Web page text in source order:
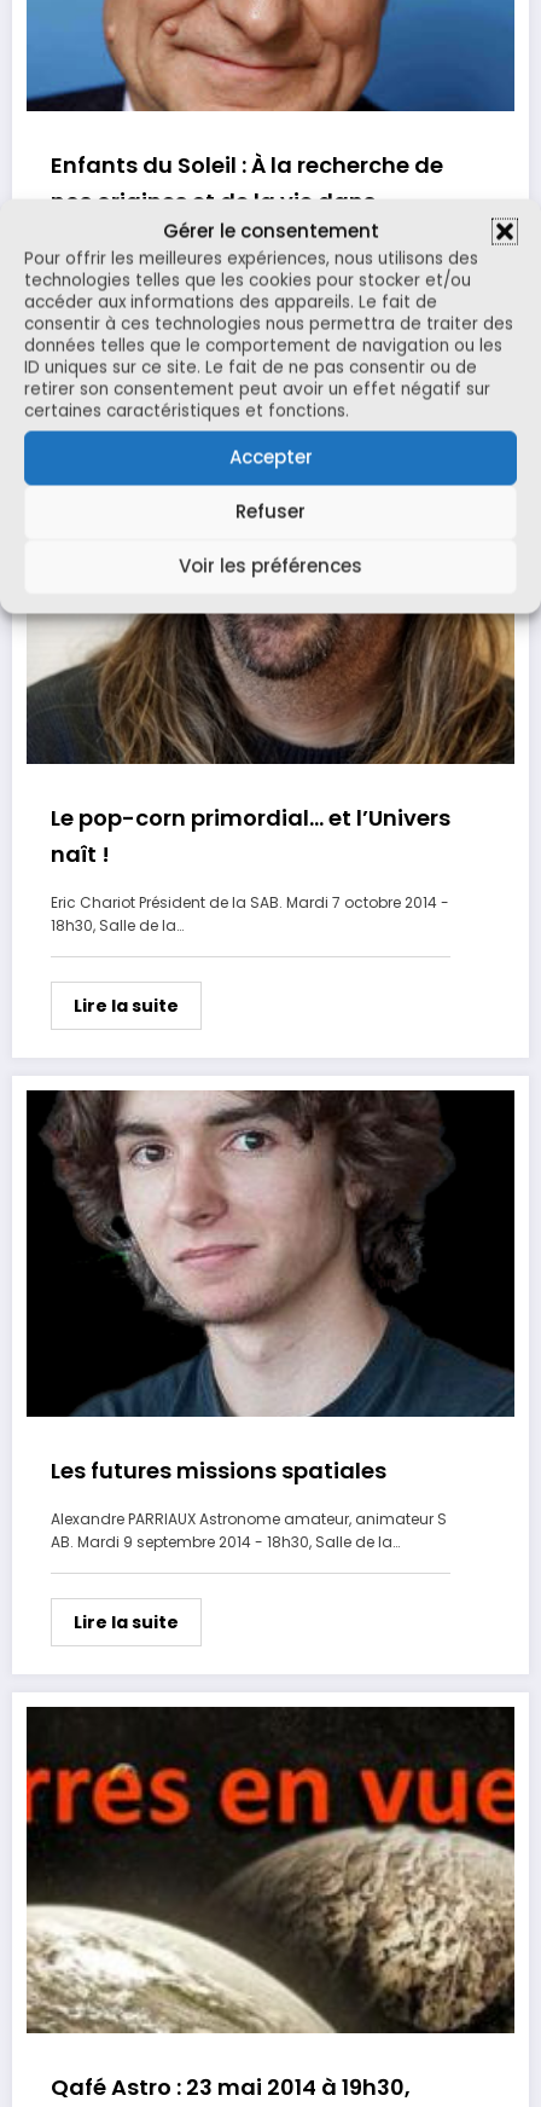
Gérer le consentement
Pour offrir les meilleures expériences, nous utilisons des
technologies telles que les cookies pour stocker et/ou
accéder aux informations des appareils. Le fait de
consentir à ces technologies nous permettra de traiter des
données telles que le comportement de navigation ou les
ID uniques sur ce site. Le fait de ne pas consentir ou de
retirer son consentement peut avoir un effet négatif sur
certaines caractéristiques et fonctions.
Accepter
Refuser
Voir les préférences
Enfants du Soleil : À la recherche de
nos origines et de la vie dans
André Brahic Professeur à l’Université Paris Diderot et a
u Commissariat à l’Énergie Atomique (C.E.A.) à…
Lire la suite
Le pop-corn primordial… et l’Univers
naît !
Eric Chariot Président de la SAB. Mardi 7 octobre 2014 -
18h30, Salle de la…
Lire la suite
Les futures missions spatiales
Alexandre PARRIAUX Astronome amateur, animateur S
AB. Mardi 9 septembre 2014 - 18h30, Salle de la…
Lire la suite
Qafé Astro : 23 mai 2014 à 19h30,